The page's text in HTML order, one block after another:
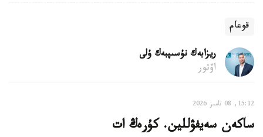
قوعام
ريزابەك نۇسىپبەك ۇلى
اۆتور
15:12, 08 تامىز 2026
ساكەن سەيفۋللين. كۇرەڭ ات